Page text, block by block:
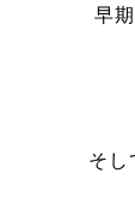
早
そし